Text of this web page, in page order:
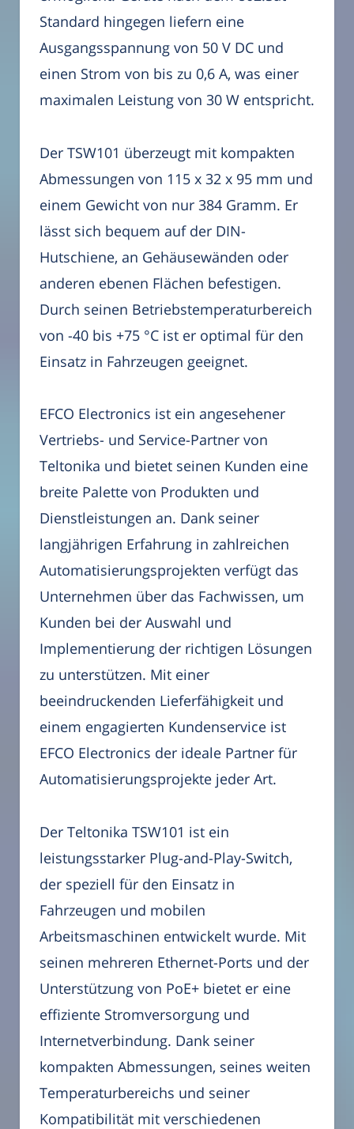
Standard hingegen liefern eine
Ausgangsspannung von 50 V DC und
einen Strom von bis zu 0,6 A, was einer
maximalen Leistung von 30 W entspricht.
Der TSW101 überzeugt mit kompakten
Abmessungen von 115 x 32 x 95 mm und
einem Gewicht von nur 384 Gramm. Er
lässt sich bequem auf der DIN-
Hutschiene, an Gehäusewänden oder
anderen ebenen Flächen befestigen.
Durch seinen Betriebstemperaturbereich
von -40 bis +75 °C ist er optimal für den
Einsatz in Fahrzeugen geeignet.
EFCO Electronics ist ein angesehener
Vertriebs- und Service-Partner von
Teltonika und bietet seinen Kunden eine
breite Palette von Produkten und
Dienstleistungen an. Dank seiner
langjährigen Erfahrung in zahlreichen
Automatisierungsprojekten verfügt das
Unternehmen über das Fachwissen, um
Kunden bei der Auswahl und
Implementierung der richtigen Lösungen
zu unterstützen. Mit einer
beeindruckenden Lieferfähigkeit und
einem engagierten Kundenservice ist
EFCO Electronics der ideale Partner für
Automatisierungsprojekte jeder Art.
Der Teltonika TSW101 ist ein
leistungsstarker Plug-and-Play-Switch,
der speziell für den Einsatz in
Fahrzeugen und mobilen
Arbeitsmaschinen entwickelt wurde. Mit
seinen mehreren Ethernet-Ports und der
Unterstützung von PoE+ bietet er eine
effiziente Stromversorgung und
Internetverbindung. Dank seiner
kompakten Abmessungen, seines weiten
Temperaturbereichs und seiner
Kompatibilität mit verschiedenen